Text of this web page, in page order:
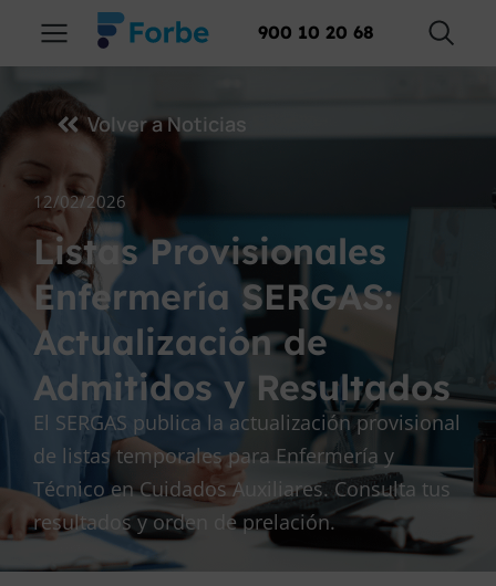
900 10 20 68
Volver a Noticias
12/02/2026
Listas Provisionales
Enfermería SERGAS:
Actualización de
Admitidos y Resultados
El SERGAS publica la actualización provisional
de listas temporales para Enfermería y
Técnico en Cuidados Auxiliares. Consulta tus
resultados y orden de prelación.